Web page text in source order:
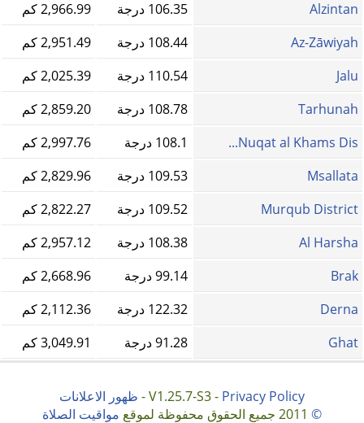
Alzintan
106.35 درجة
2,966.99 كم
Az-Zāwiyah
108.44 درجة
2,951.49 كم
Jalu
110.54 درجة
2,025.39 كم
Tarhunah
108.78 درجة
2,859.20 كم
Nuqat al Khams Dis...
108.1 درجة
2,997.76 كم
Msallata
109.53 درجة
2,829.96 كم
Murqub District
109.52 درجة
2,822.27 كم
Al Harsha
108.38 درجة
2,957.12 كم
Brak
99.14 درجة
2,668.96 كم
Derna
122.32 درجة
2,112.36 كم
Ghat
91.28 درجة 3,049.91 كم
V1.25.7-S3 - Privacy Policy
- ظهور الاعلانات
©
مواقيت الصلاة